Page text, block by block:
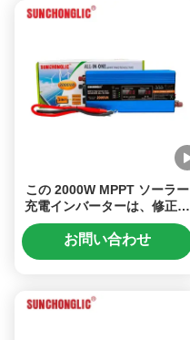
この 2000W MPPT ソーラー
充電インバーターは、修正さ
れた正弦波出力を備えてお
り、12V DC を 220V AC 電
お問い合わせ